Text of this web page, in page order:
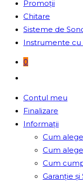
Promoții
Chitare
Sisteme de
Instrumente cu
0
search
Contul meu
Finalizare
Informații
Cum
Cum
Cum
Garanție și